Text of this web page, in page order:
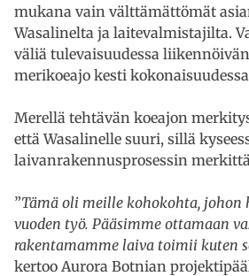
mukana vain välttämättömät
Wasalinelta ja laitevalmistajilta.
väliä tulevaisuudessa
merikoeajo kesti
Merellä tehtävän koeajon
että Wasalinelle suuri, sillä
laivanrakennusprosessin
”Tämä oli meille kohokohta, johon
vuoden työ. Pääsimme ottamaan
rakentamamme laiva toimii kuten
kertoo Aurora Botnian